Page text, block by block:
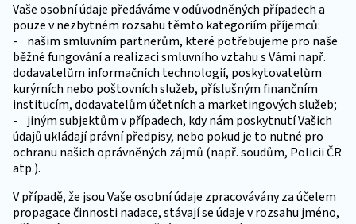
Vaše osobní údaje předáváme v odůvodněných případech a
pouze v nezbytném rozsahu těmto kategoriím příjemců:
- našim smluvním partnerům, které potřebujeme pro naše
běžné fungování a realizaci smluvního vztahu s Vámi např.
dodavatelům informačních technologií, poskytovatelům
kurýrních nebo poštovních služeb, příslušným finančním
institucím, dodavatelům účetních a marketingových služeb;
- jiným subjektům v případech, kdy nám poskytnutí Vašich
údajů ukládají právní předpisy, nebo pokud je to nutné pro
ochranu našich oprávněných zájmů (např. soudům, Policii ČR
atp.).
V případě, že jsou Vaše osobní údaje zpracovávány za účelem
propagace činnosti nadace, stávají se údaje v rozsahu jméno,